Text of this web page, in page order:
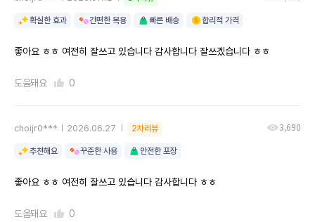
확실한 효과 간편한 복용 빠른 배송 합리적 가격
좋아요 ㅎㅎ 여전히 잘쓰고 있습니다 감사합니다 잘쓰겠습니다 ㅎㅎ
도움돼요 0
choijr0*** 2026.06.27 2차리뷰 3,690
추천해요 꾸준한 사용 안전한 포장
좋아요 ㅎㅎ 여전히 잘쓰고 있습니다 감사합니다 ㅎㅎ
도움돼요 0